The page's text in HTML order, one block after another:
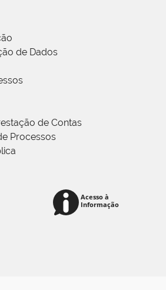
de Dados
de Contas
Processos